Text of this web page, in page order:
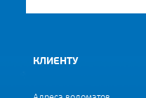
КЛИЕНТУ